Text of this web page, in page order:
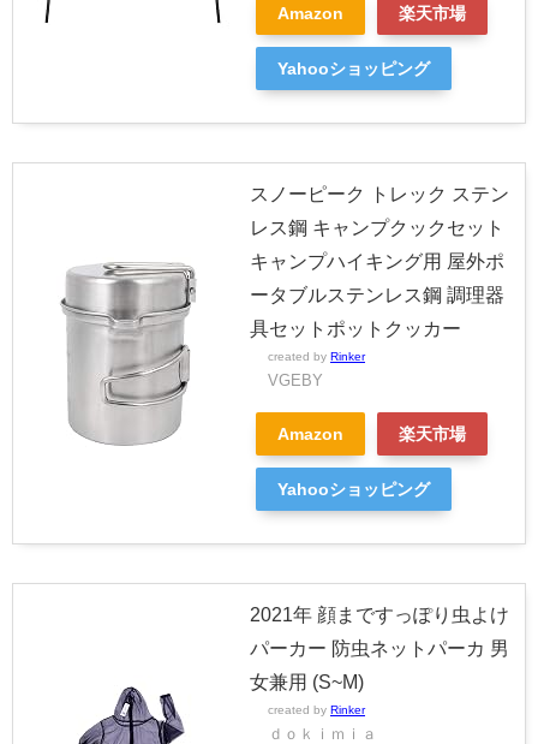
Amazon 楽天市場
Yahooショッピング
スノーピーク トレック ステン
レス鋼 キャンプクックセット
キャンプハイキング用 屋外ポ
ータブルステンレス鋼 調理器
具セットポットクッカー
created by Rinker
VGEBY
Amazon 楽天市場
Yahooショッピング
2021年 顔まですっぽり虫よけ
パーカー 防虫ネットパーカ 男
女兼用 (S~M)
created by Rinker
ｄｏｋｉｍｉａ